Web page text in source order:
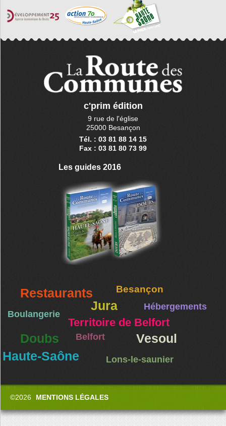
c'prim édition
9 rue de l'église
25000 Besançon
Tél. : 03 81 88 14 15
Fax : 03 81 80 73 99
Les guides 2016
Restaurants Besançon
Jura Hébergements
Boulangerie
Territoire de Belfort
Doubs Belfort
Vesoul
Haute-Saône
Lons-le-saunier
©2026 MENTIONS LÉGALES